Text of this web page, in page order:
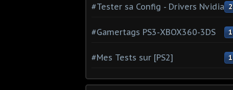
#Tester sa Config - Drivers Nvidia 2
#Gamertags PS3-XBOX360-3DS 1
#Mes Tests sur [PS2] 1